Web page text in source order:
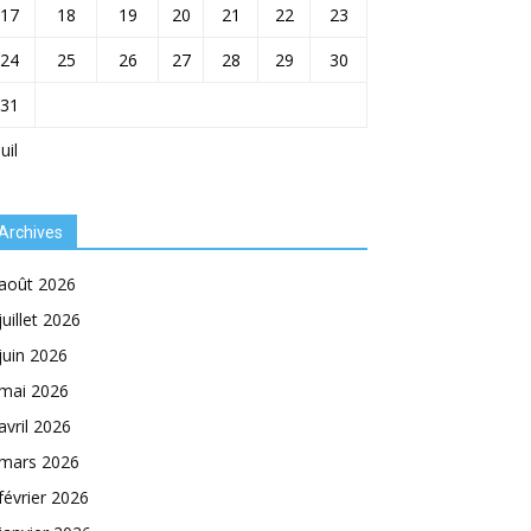
17 18 19 20 21 22
23
24
25 26 27 28 29
30
31
2026
2026
2026
2026
2026
2026
2026